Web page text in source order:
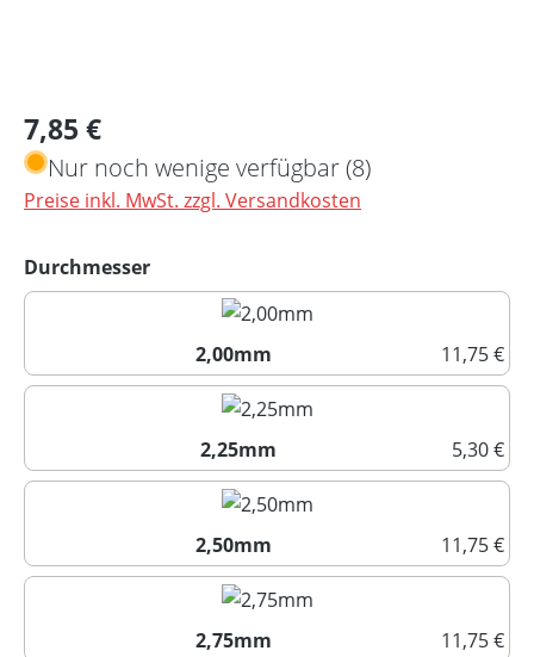
Regulärer Preis:
7,85 €
Nur noch wenige verfügbar (8)
Preise inkl. MwSt. zzgl. Versandkosten
Durchmesserauswählen
2,00mm
11,75 €
2,00mm
2,25mm
5,30 €
2,25mm
2,50mm
11,75 €
2,50mm
2,75mm
11,75 €